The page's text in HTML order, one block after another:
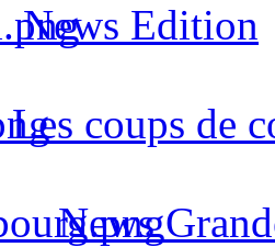
News Edition
Les coups de
News